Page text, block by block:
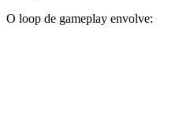
O loop de gameplay envolve: